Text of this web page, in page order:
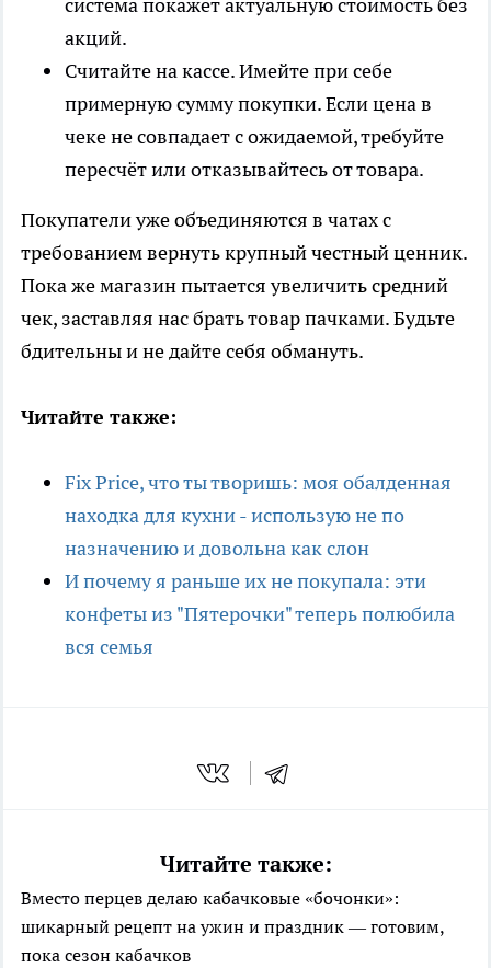
акций.
Считайте на кассе. Имейте при себе
примерную сумму покупки. Если цена в
чеке не совпадает с ожидаемой, требуйте
пересчёт или отказывайтесь от товара.
Покупатели уже объединяются в чатах с
требованием вернуть крупный честный ценник.
Пока же магазин пытается увеличить средний
чек, заставляя нас брать товар пачками. Будьте
бдительны и не дайте себя обмануть.
Читайте также:
Fix Price, что ты творишь: моя обалденная
находка для кухни - использую не по
назначению и довольна как слон
И почему я раньше их не покупала: эти
конфеты из "Пятерочки" теперь полюбила
вся семья
Читайте также:
Вместо перцев делаю кабачковые «бочонки»:
шикарный рецепт на ужин и праздник — готовим,
пока сезон кабачков